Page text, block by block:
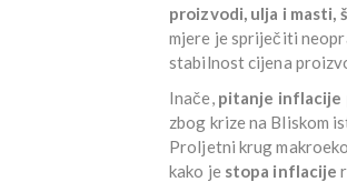
proizvodi, ulja i masti,
mjere je spriječiti
stabilnost cijena
Inače, pitanje inflacije
zbog krize na Bliskom
Proljetni krug
kako je stopa inflacije